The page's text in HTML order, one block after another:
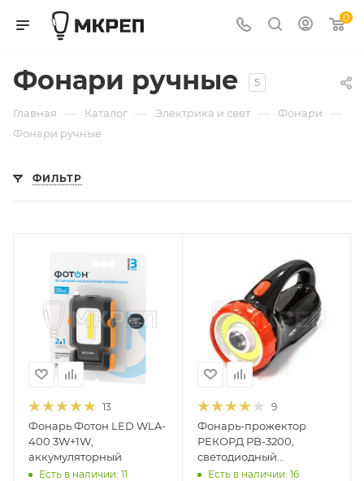
0
Фонари ручные 5
Главная — Каталог — Электрика и свет — Фонари —
Фонари ручные
ФИЛЬТР
13
Фонарь Фотон LED WLA-
400 3W+1W,
аккумуляторный
Есть в наличии: 11
9
Фонарь-прожектор
РЕКОРД PB-3200,
светодиодный
аккумуляторный
Есть в наличии: 16